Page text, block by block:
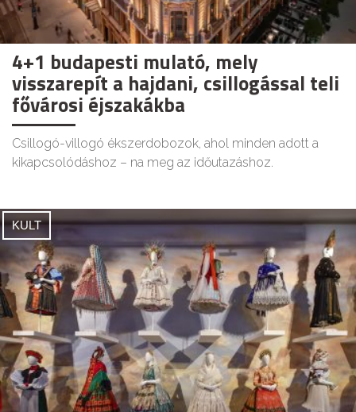
4+1 budapesti mulató, mely
visszarepít a hajdani, csillogással teli
fővárosi éjszakákba
Csillogó-villogó ékszerdobozok, ahol minden adott a
kikapcsolódáshoz – na meg az időutazáshoz.
KULT